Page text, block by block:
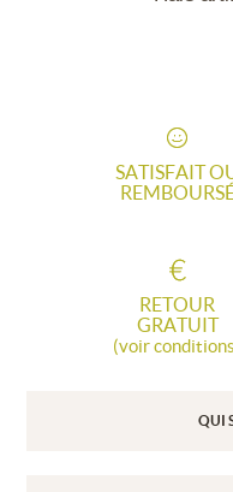
SATISFAIT
RETOUR
GRATUIT
(voir
QUI